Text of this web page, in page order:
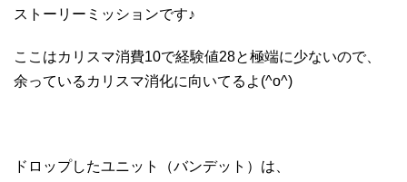
ストーリーミッションです♪
ここはカリスマ消費10で経験値28と極端に少ないので、
余っているカリスマ消化に向いてるよ(^o^)
ドロップしたユニット（バンデット）は、